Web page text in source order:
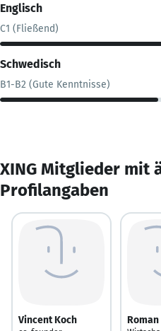
Englisch
C1 (Fließend)
Schwedisch
B1-B2 (Gute Kenntnisse)
XING Mitglieder mit
Profilangaben
Vincent Koch